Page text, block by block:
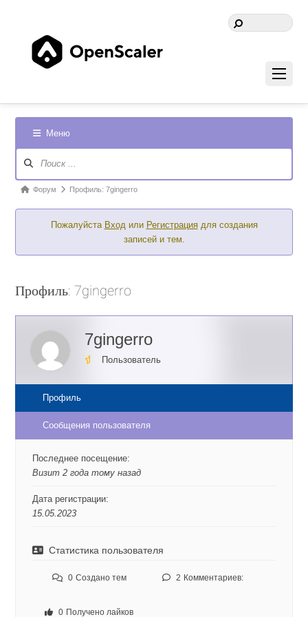
Меню
Форума
ФорумФорум Профиль: 7gingerro
Пожалуйста Входили Регистрациядля создания
записей и тем.
Профиль: 7gingerro
7gingerro
Пользователь
Профиль
Сообщения пользователя
Последнее посещение:
Визит 2 года тому назад
Дата регистрации:
15.05.2023
Статистика пользователя
0 Создано тем 2 Комментариев:
0 Получено лайков